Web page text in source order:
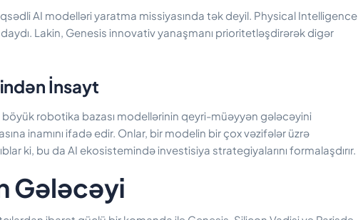
AI modelləri yaratma missiyasında tək deyil. Physical Intelligence
Lakin, Genesis innovativ yanaşmanı prioritetləşdirərək digər
İnsayt
robotika bazası modellərinin qeyri-müəyyən gələcəyini
inamını ifadə edir. Onlar, bir modelin bir çox vəzifələr üzrə
ki, bu da AI ekosistemində investisiya strategiyalarını formalaşdırır.
Gələcəyi